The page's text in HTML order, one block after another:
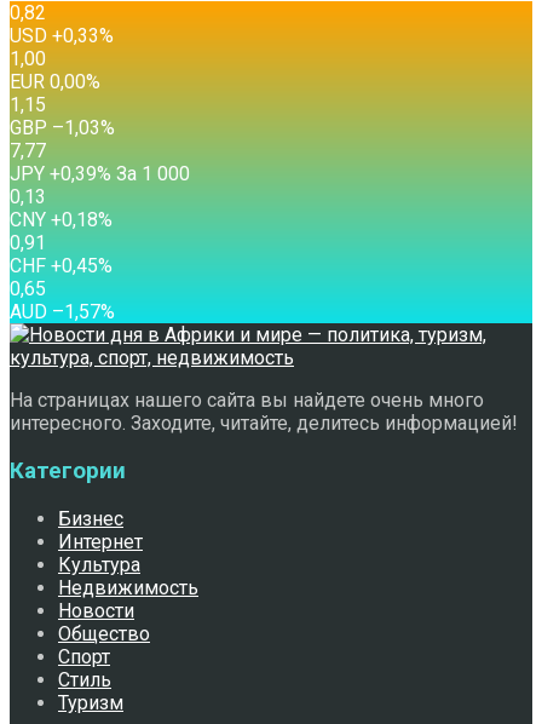
0,82
USD +0,33%
1,00
EUR 0,00%
1,15
GBP –1,03%
7,77
JPY +0,39% За 1 000
0,13
CNY +0,18%
0,91
CHF +0,45%
0,65
AUD –1,57%
На страницах нашего сайта вы найдете очень много
интересного. Заходите, читайте, делитесь информацией!
Категории
Бизнес
Интернет
Культура
Недвижимость
Новости
Общество
Спорт
Стиль
Туризм